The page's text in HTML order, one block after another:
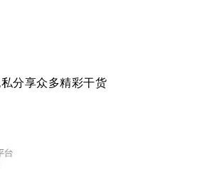
分享众多精彩干货